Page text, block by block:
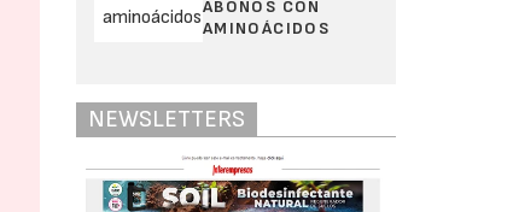
ABONOS CON
AMINOÁCIDOS
NEWSLETTERS